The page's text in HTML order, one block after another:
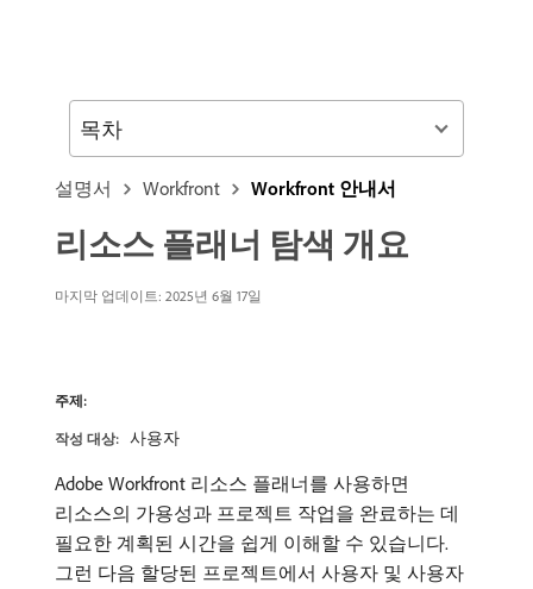
설명서 Workfront Workfront 안내서
리소스 플래너 탐색 개요
마지막 업데이트: 2025년 6월 17일
주제:
작성 대상: 사용자
Adobe Workfront 리소스 플래너를 사용하면
리소스의 가용성과 프로젝트 작업을 완료하는 데
필요한 계획된 시간을 쉽게 이해할 수 있습니다.
그런 다음 할당된 프로젝트에서 사용자 및 사용자
목차